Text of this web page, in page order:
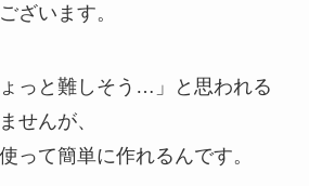
ざいます。
っと難しそう…」と思われる
せんが、
って簡単に作れるんです。